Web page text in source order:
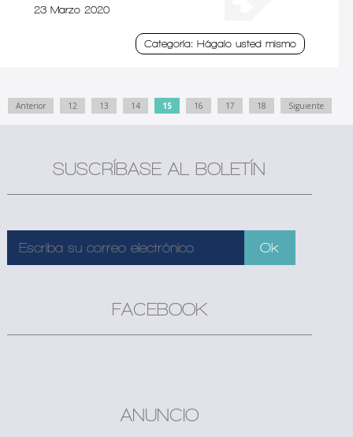
23 Marzo 2020
Categoría: Hágalo usted mismo
Anterior 12 13 14 15 16 17 18 Siguiente
SUSCRÍBASE AL BOLETÍN
FACEBOOK
ANUNCIO